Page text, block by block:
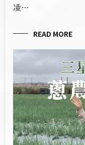
凌…
READ MORE